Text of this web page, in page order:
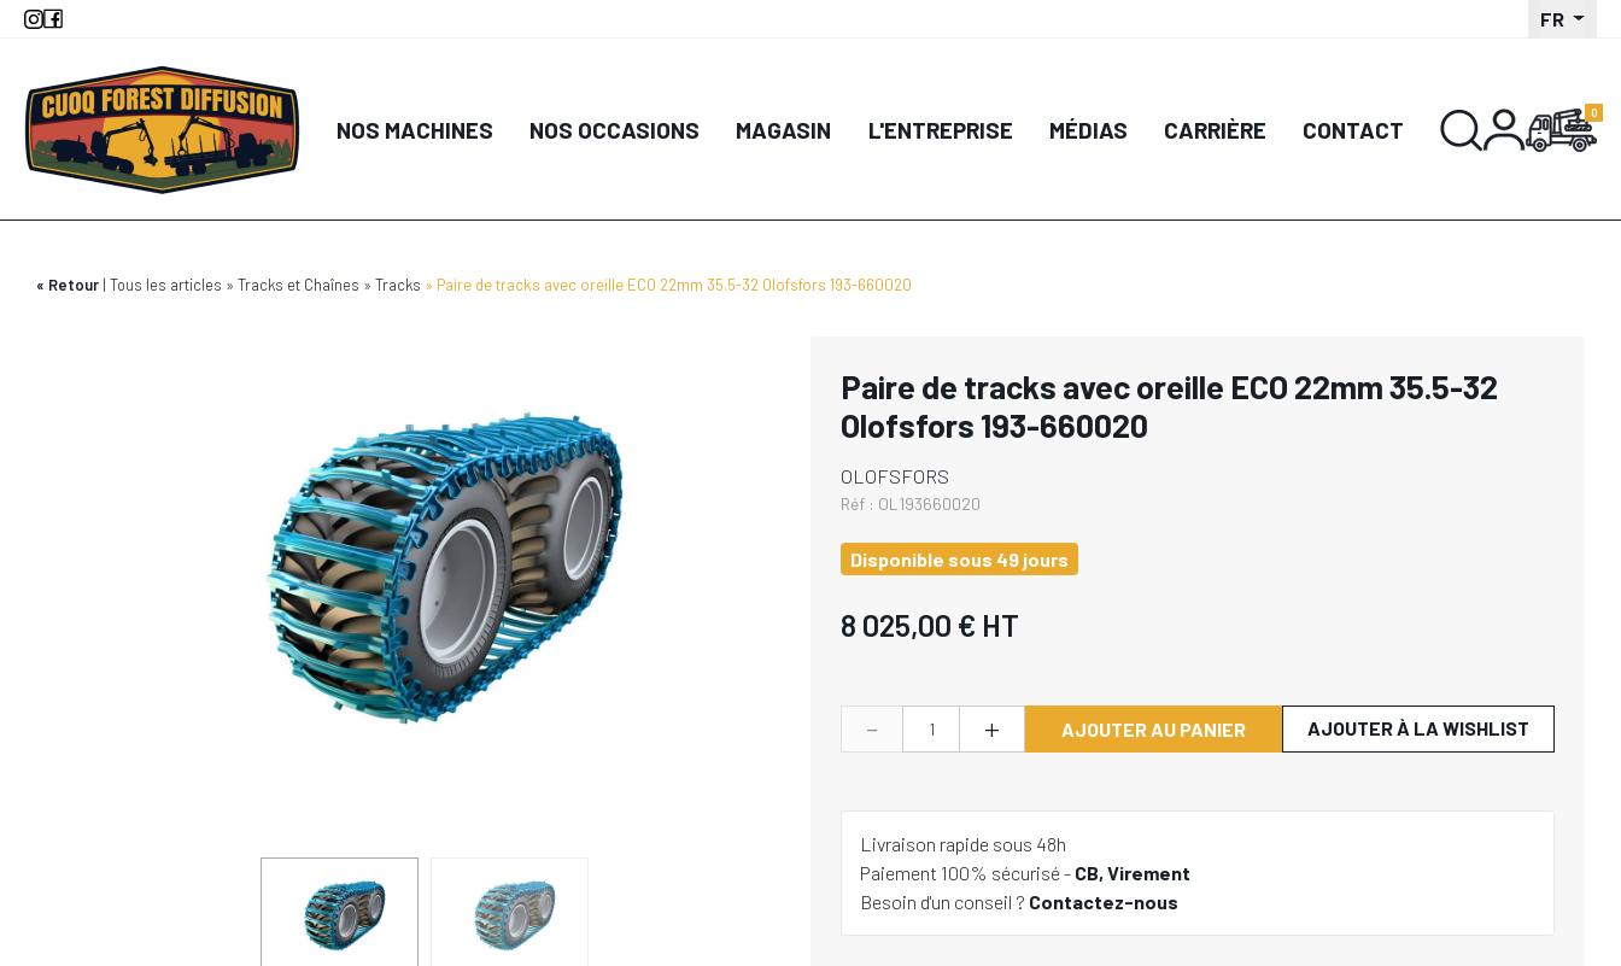
Aller
principal
FR
NOS MACHINES NOS OCCASIONS MAGASIN L'ENTREPRISE MÉDIAS CARRIÈRE CONTACT
Retour Tous les articles Tracks et Chaînes Tracks Paire de tracks avec oreille ECO 22mm 35.5-32 Olofsfors 193-660020
Paire de tracks avec oreille ECO 22mm 35.5-32
Olofsfors 193-660020
OLOFSFORS
Réf : OL193660020
Disponible sous 49 jours
8 025,00 € HT
- + AJOUTER AU PANIER AJOUTER À LA WISHLIST
Livraison rapide sous 48h
Paiement 100% sécurisé - CB, Virement
Besoin d'un conseil ? Contactez-nous